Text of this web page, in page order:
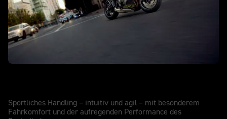
Sportliches Handling – intuitiv und agil – mit besonderem
Fahrkomfort und der aufregenden Performance des